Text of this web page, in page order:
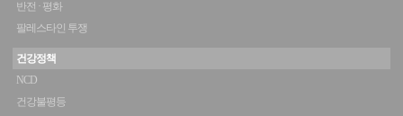
반전 · 평화
팔레스타인 투쟁
건강정책
NCD
건강불평등